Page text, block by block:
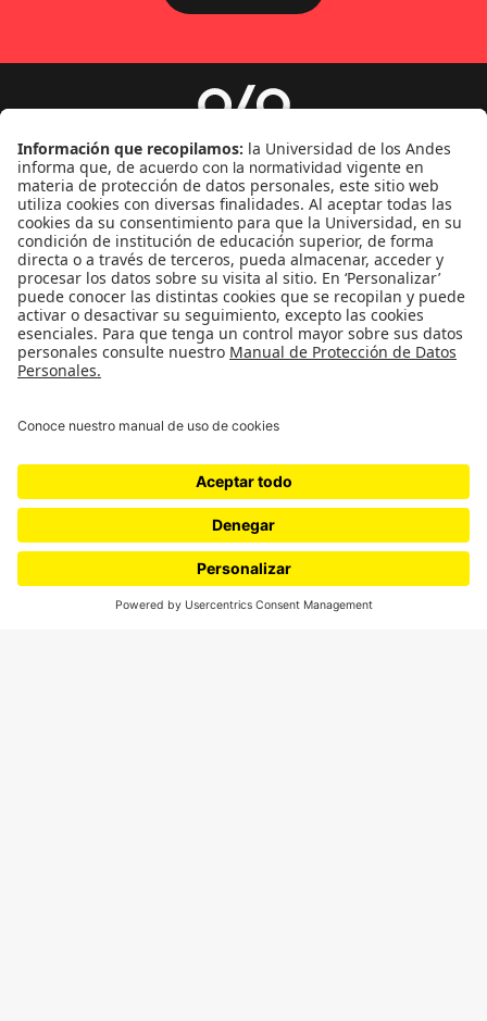
Género
Política
Cultura
Medio ambiente
Medios y periodismo
Ciudad
¿Quiénes somos?
Ediciones especiales
Proyectos 070